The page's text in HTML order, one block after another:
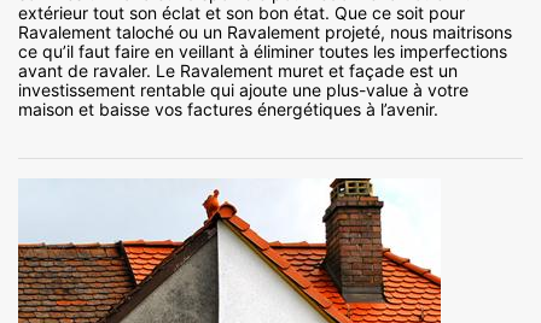
extérieur tout son éclat et son bon état. Que ce soit pour
Ravalement taloché ou un Ravalement projeté, nous maitrisons
ce qu’il faut faire en veillant à éliminer toutes les imperfections
avant de ravaler. Le Ravalement muret et façade est un
investissement rentable qui ajoute une plus-value à votre
maison et baisse vos factures énergétiques à l’avenir.